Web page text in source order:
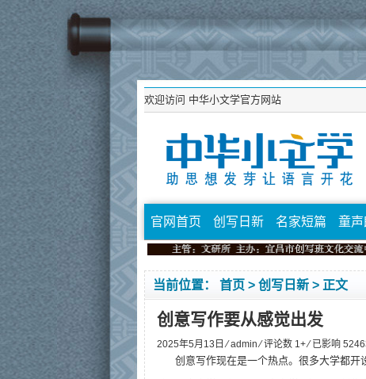
欢迎访问 中华小文学官方网站
官网首页 创写日新 名家短篇 童声
当前位置： 首页 > 创写日新 > 正文
创意写作要从感觉出发
2025年5月13日 ⁄admin⁄ 评论数 1+ ⁄ 已影响
创意写作现在是一个热点。很多大学都